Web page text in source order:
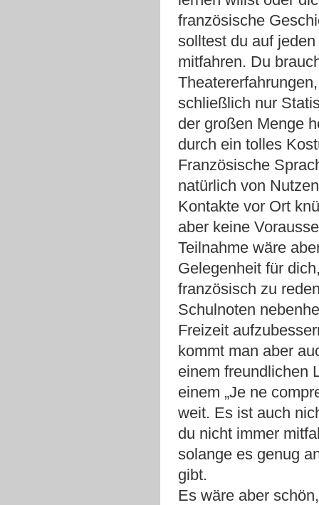
französische
solltest du auf
mitfahren. Du
schließlich nur
der großen Menge
durch ein tolles
Französische
natürlich von
Kontakte vor Ort
aber keine
Teilnahme wäre
Gelegenheit für
französisch zu
Schulnoten
Freizeit
kommt man aber
einem freundlichen
einem „Je ne
weit. Es ist auch
du nicht immer
solange es genug
gibt.
Es wäre aber